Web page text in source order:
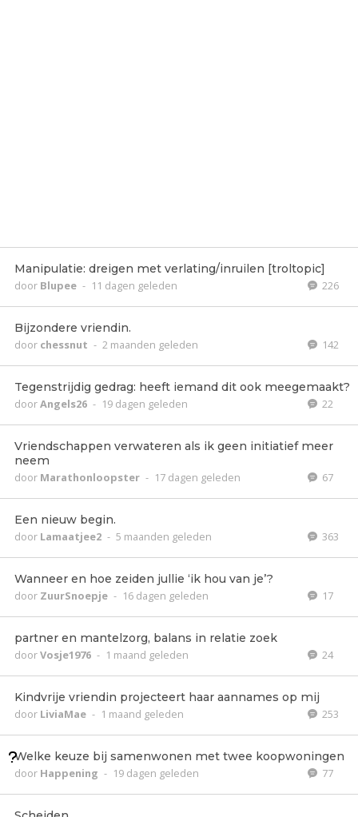
Manipulatie: dreigen met verlating/inruilen [troltopic]
door Blupee - 11 dagen geleden 226
Bijzondere vriendin.
door chessnut - 2 maanden geleden 142
Tegenstrijdig gedrag: heeft iemand dit ook meegemaakt?
doorAngels26 - 19 dagen geleden 22
Vriendschappen verwateren als ik geen initiatief meer
neem
door Marathonloopster - 17 dagen geleden 67
Een nieuw begin.
door Lamaatjee2 - 5 maanden geleden 363
Wanneer en hoe zeiden jullie ‘ik hou van je’?
door ZuurSnoepje - 16 dagen geleden 17
partner en mantelzorg, balans in relatie zoek
doorVosje1976 - 1 maand geleden 24
Kindvrije vriendin projecteert haar aannames op mij
door LiviaMae - 1 maand geleden 253
Welke keuze bij samenwonen met twee koopwoningen
door Happening - 19 dagen geleden 77